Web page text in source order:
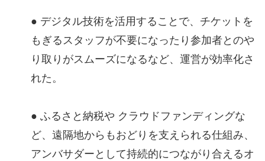
● デジタル技術を活用することで、チケットを
もぎるスタッフが不要になったり参加者とのや
り取りがスムーズになるなど、運営が効率化さ
れた。
● ふるさと納税や クラウドファンディングな
ど、遠隔地からもおどりを支えられる仕組み、
アンバサダーとして持続的につながり合えるオ